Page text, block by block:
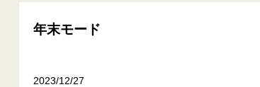
年末モード
2023/12/27